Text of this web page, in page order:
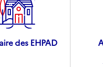
des EHPAD